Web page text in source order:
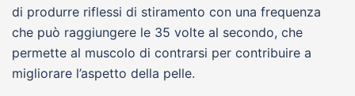
di produrre riflessi di stiramento con una frequenza
che può raggiungere le 35 volte al secondo, che
permette al muscolo di contrarsi per contribuire a
migliorare l’aspetto della pelle.